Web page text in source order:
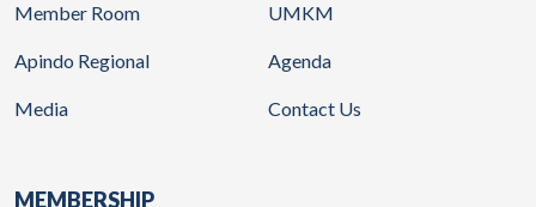
Member Room
Apindo Regional
Media
UMKM
Agenda
Contact Us
MEMBERSHIP